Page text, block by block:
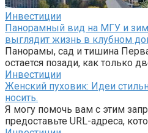
Инвестиции
Панорамный вид на МГУ и
выглядит жизнь в клубном
Панорамы, сад и тишина
остается позади, как только
Инвестиции
Женский пуховик: Идеи
носить.
Я могу помочь вам с этим
предоставьте URL-адреса,